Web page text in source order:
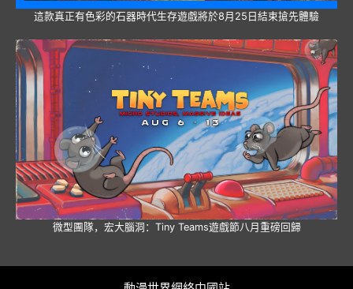
這款真正有色彩的石器時代生存遊戲將於8月25日結束搶先體驗
微型團隊，宏大腦洞：Tiny Teams遊戲節八月重磅回歸